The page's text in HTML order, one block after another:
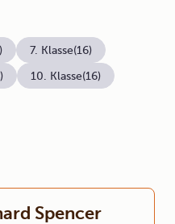
Spencer
7. Klasse(16)
10. Klasse(16)